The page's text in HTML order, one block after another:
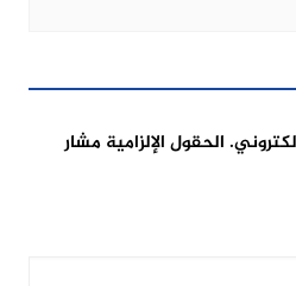
الحقول الإلزامية مشار